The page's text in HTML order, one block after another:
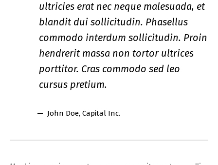
ultricies erat nec neque malesuada, et
blandit dui sollicitudin. Phasellus
commodo interdum sollicitudin. Proin
hendrerit massa non tortor ultrices
porttitor. Cras commodo sed leo
cursus pretium.
John Doe, Capital Inc.